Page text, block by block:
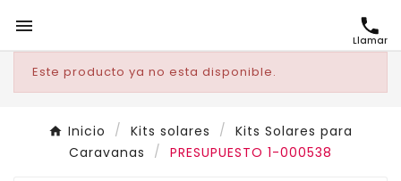

Llamar
Este producto ya no esta disponible.
Inicio Kits solares
Kits Solares para
Caravanas
PRESUPUESTO 1-000538